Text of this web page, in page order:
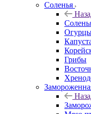
Соленья
Грибы